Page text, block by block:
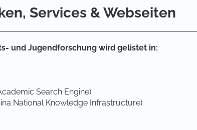
Services & Webseiten
und Jugendforschung wird gelistet in:
Search Engine)
National Knowledge Infrastructure)